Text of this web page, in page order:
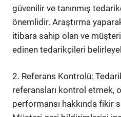
güvenilir ve tanınmış
önemlidir. Araştırma
itibara sahip olan ve
edinen tedarikçileri
2. Referans Kontrolü:
referansları kontrol etmek,
performansı hakkında fikir